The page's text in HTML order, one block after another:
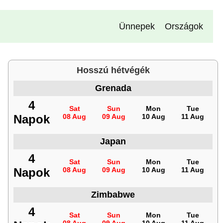
Ünnepek Országok
Hosszú hétvégék
Grenada
4
Napok
Sat
08 Aug
Sun
09 Aug
Mon
10 Aug
Tue
11 Aug
Japan
4
Napok
Sat
08 Aug
Sun
09 Aug
Mon
10 Aug
Tue
11 Aug
Zimbabwe
4
Sat
Sun
Mon
Tue